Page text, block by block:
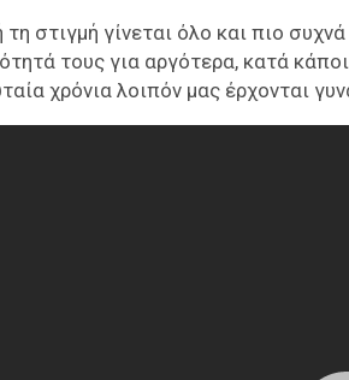
τη στιγμή γίνεται όλο και πιο
τους για αργότερα, κατά
χρόνια λοιπόν μας έρχονται